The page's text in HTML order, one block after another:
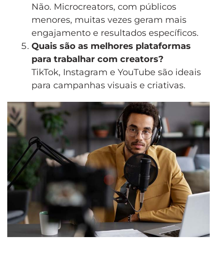
Não. Microcreators, com públicos
menores, muitas vezes geram mais
engajamento e resultados específicos.
Quais são as melhores plataformas
para trabalhar com creators?
TikTok, Instagram e YouTube são ideais
para campanhas visuais e criativas.